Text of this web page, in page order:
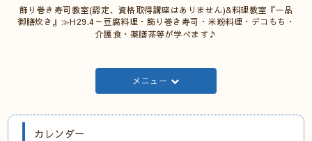
飾り巻き寿司教室(認定、資格取得講座はありません)&料理教室『一品
御膳炊き』≫H29.4～豆腐料理・飾り巻き寿司・米粉料理・デコもち・
介護食・薬膳茶等が学べます♪
メニュー
カレンダー